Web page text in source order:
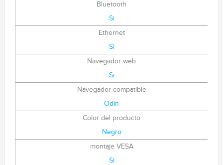
Bluetooth
Si
Ethernet
Si
Navegador web
Si
Navegador compatible
Odin
Color del producto
Negro
montaje VESA
Si